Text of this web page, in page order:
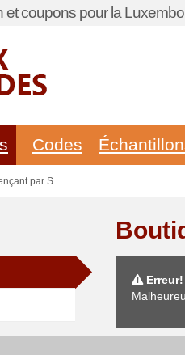
et coupons pour la
Codes
par S
Erreur!